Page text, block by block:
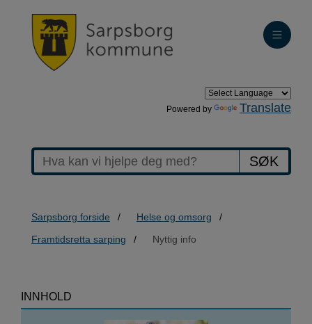
Powered by Translate
SØK
Sarpsborg forside
Helse og omsorg
Framtidsretta sarping
Nyttig info
>Nyttig
INNHOLD